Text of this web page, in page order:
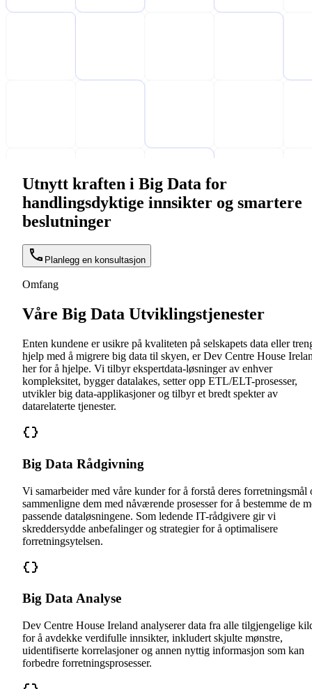
Utnytt kraften i Big Data for
handlingsdyktige innsikter og smartere
beslutninger
Planlegg en konsultasjon
Omfang
Våre Big Data Utviklingstjenester
Enten kundene er usikre på kvaliteten på selskapets data eller
hjelp med å migrere big data til skyen, er Dev Centre House
her for å hjelpe. Vi tilbyr ekspertdata-løsninger av enhver
kompleksitet, bygger datalakes, setter opp ETL/ELT-prosesser,
utvikler big data-applikasjoner og tilbyr et bredt spekter av
datarelaterte tjenester.
Big Data Rådgivning
Vi samarbeider med våre kunder for å forstå deres forretningsmål
sammenligne dem med nåværende prosesser for å bestemme de
passende dataløsningene. Som ledende IT-rådgivere gir vi
skreddersydde anbefalinger og strategier for å optimalisere
forretningsytelsen.
Big Data Analyse
Dev Centre House Ireland analyserer data fra alle tilgjengelige
for å avdekke verdifulle innsikter, inkludert skjulte mønstre,
uidentifiserte korrelasjoner og annen nyttig informasjon som kan
forbedre forretningsprosesser.